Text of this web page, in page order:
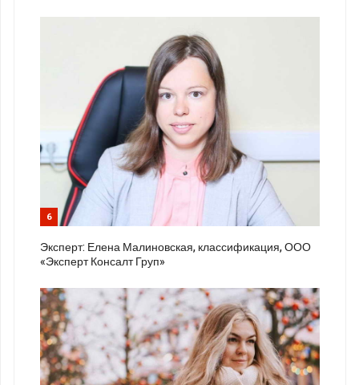
6
Эксперт: Елена Малиновская, классификация, ООО
«Эксперт Консалт Груп»